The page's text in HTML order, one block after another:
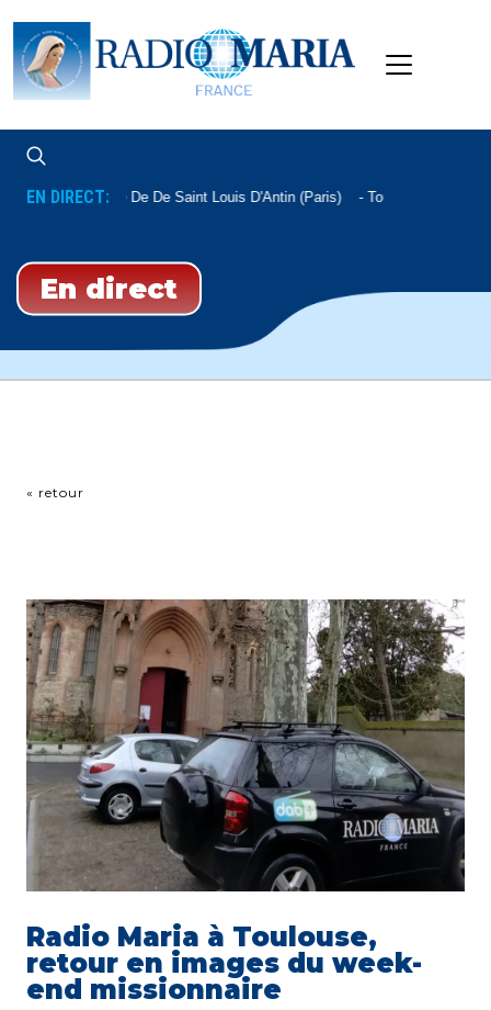
EN DIRECT:Messe De De Saint Louis D'Antin (Paris) Tous Les Samedis
En direct
« retour
Radio Maria à Toulouse,
retour en images du week-
end missionnaire